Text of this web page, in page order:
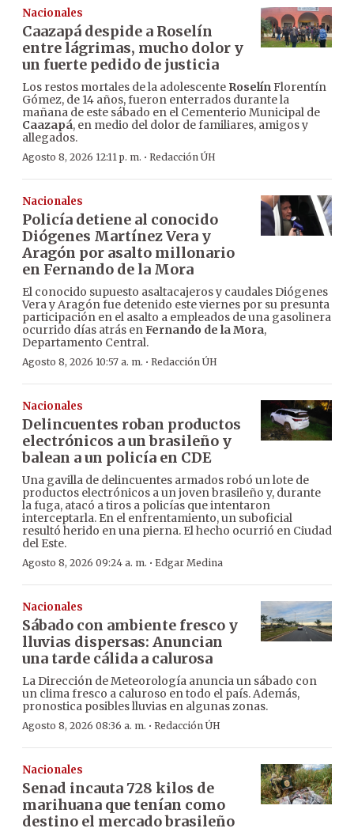
Nacionales
Caazapá despide a Roselín
entre lágrimas, mucho dolor y
un fuerte pedido de justicia
Los restos mortales de la adolescente RoselínFlorentín
Gómez, de 14 años, fueron enterrados durante la
mañana de este sábado en el Cementerio Municipal de
Caazapá, en medio del dolor de familiares, amigos y
allegados.
Agosto 8, 2026 12:11 p. m. · Redacción ÚH
Nacionales
Policía detiene al conocido
Diógenes Martínez Vera y
Aragón por asalto millonario
en Fernando de la Mora
El conocido supuesto asaltacajeros y caudales Diógenes
Vera y Aragón fue detenido este viernes por su presunta
participación en el asalto a empleados de una gasolinera
ocurrido días atrás enFernando de la Mora,
Departamento Central.
Agosto 8, 2026 10:57 a. m. · Redacción ÚH
Nacionales
Delincuentes roban productos
electrónicos a un brasileño y
balean a un policía en CDE
Una gavilla de delincuentes armados robó un lote de
productos electrónicos a un joven brasileño y, durante
la fuga, atacó a tiros a policías que intentaron
interceptarla. En el enfrentamiento, un suboficial
resultó herido en una pierna. El hecho ocurrió en Ciudad
del Este.
Agosto 8, 2026 09:24 a. m. · Edgar Medina
Nacionales
Sábado con ambiente fresco y
lluvias dispersas: Anuncian
una tarde cálida a calurosa
La Dirección de Meteorología anuncia un sábado con
un clima fresco a caluroso en todo el país. Además,
pronostica posibles lluvias en algunas zonas.
Agosto 8, 2026 08:36 a. m. · Redacción ÚH
Nacionales
Senad incauta 728 kilos de
marihuana que tenían como
destino el mercado brasileño